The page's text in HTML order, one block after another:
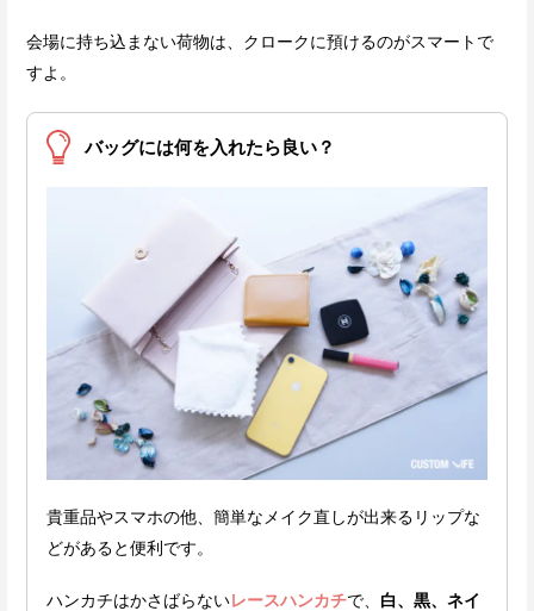
会場に持ち込まない荷物は、クロークに預けるのがスマートで
すよ。
バッグには何を入れたら良い？
貴重品やスマホの他、簡単なメイク直しが出来るリップな
どがあると便利です。
ハンカチはかさばらないレースハンカチで、 白、黒、ネイ